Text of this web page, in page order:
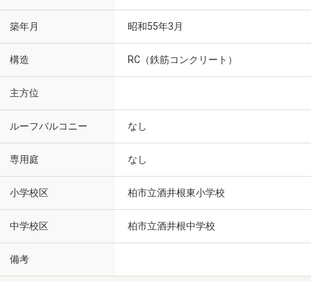
築年月 昭和55年3月
構造 RC（鉄筋コンクリート）
主方位
ルーフバルコニー なし
専用庭 なし
小学校区 柏市立酒井根東小学校
中学校区 柏市立酒井根中学校
備考